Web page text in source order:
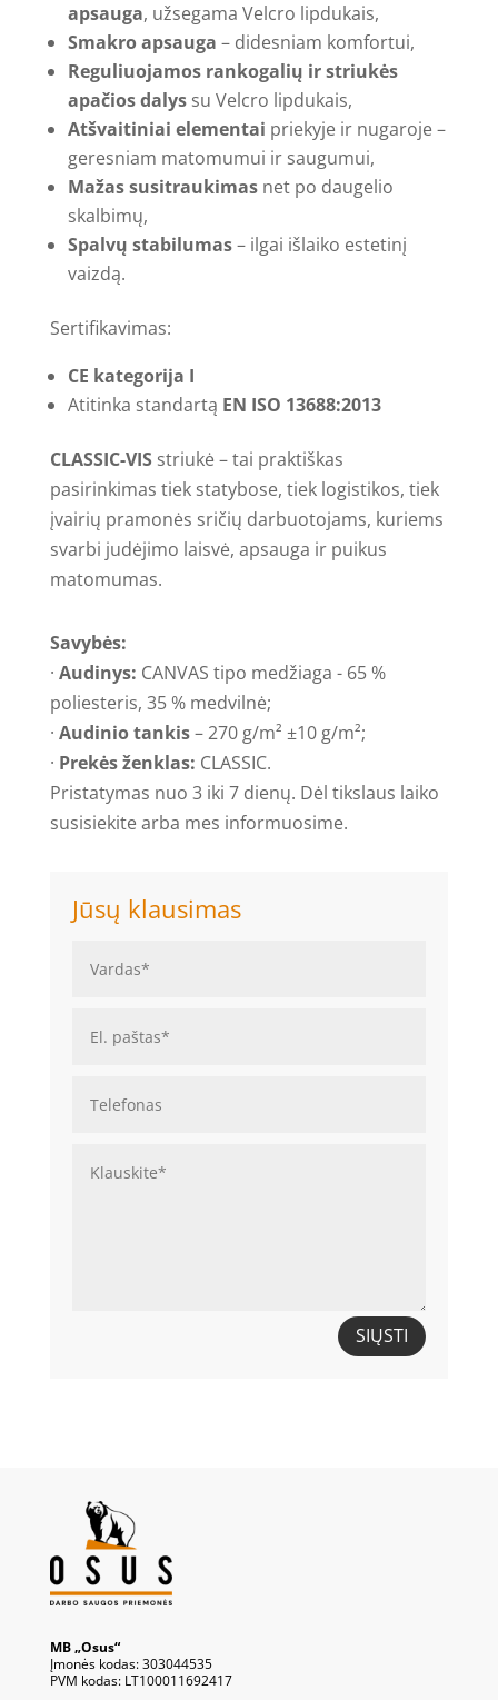
apsauga, užsegama Velcro lipdukais,
Smakro apsauga – didesniam komfortui,
Reguliuojamos rankogalių ir striukės
apačios dalyssu Velcro lipdukais,
Atšvaitiniai elementai priekyje ir nugaroje –
geresniam matomumui ir saugumui,
Mažas susitraukimasnet po daugelio
skalbimų,
Spalvų stabilumas– ilgai išlaiko estetinį
vaizdą.
Sertifikavimas:
CE kategorija I
Atitinka standartą EN ISO 13688:2013
CLASSIC-VISstriukė – tai praktiškas
pasirinkimas tiek statybose, tiek logistikos, tiek
įvairių pramonės sričių darbuotojams, kuriems
svarbi judėjimo laisvė, apsauga ir puikus
matomumas.
Savybės:
· Audinys: CANVAS tipo medžiaga - 65 %
poliesteris, 35 % medvilnė;
· Audinio tankis– 270 g/m² ±10 g/m²;
· Prekės ženklas: CLASSIC.
Pristatymas nuo 3 iki 7 dienų. Dėl tikslaus laiko
susisiekite arba mes informuosime.
Jūsų klausimas
SIŲSTI
MB „Osus“
Įmonės kodas: 303044535
PVM kodas: LT100011692417